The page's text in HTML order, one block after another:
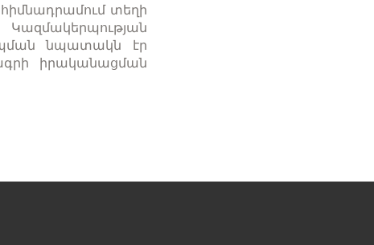
տեղի
նպատակն էր
իրականացման
Հաջորդ